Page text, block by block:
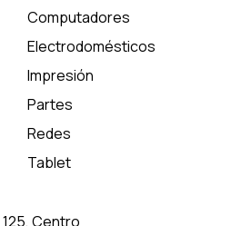
Computadores
Electrodomésticos
Impresión
Partes
Redes
Tablet
Centro